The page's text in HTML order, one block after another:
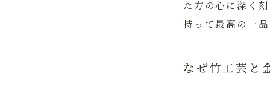
た方の心に深く
持って最高の一
なぜ竹工芸と